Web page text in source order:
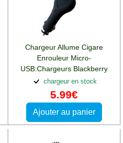
Chargeur Allume Cigare
Enrouleur Micro-
USB:Chargeurs Blackberry
DTEK50
chargeur en stock
5.99€
Ajouter au panier